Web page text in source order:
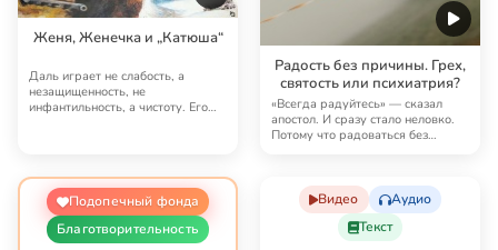
Женя, Женечка и „Катюша“
Даль играет не слабость, а
незащищенность, не
инфантильность, а чистоту. Его
Радость без причины. Грех,
святость или психиатрия?
«Всегда радуйтесь» — сказал
апостол. И сразу стало неловко.
Потому что радоваться без
Подопечный фонда
Благотворительность
Видео
Аудио
Текст